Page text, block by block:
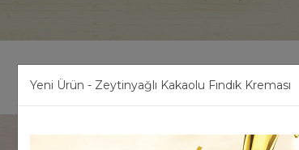
Yeni Ürün - Zeytinyağlı Kakaolu Fındık Kreması